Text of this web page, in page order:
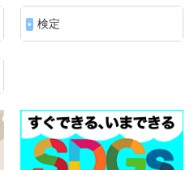
検定